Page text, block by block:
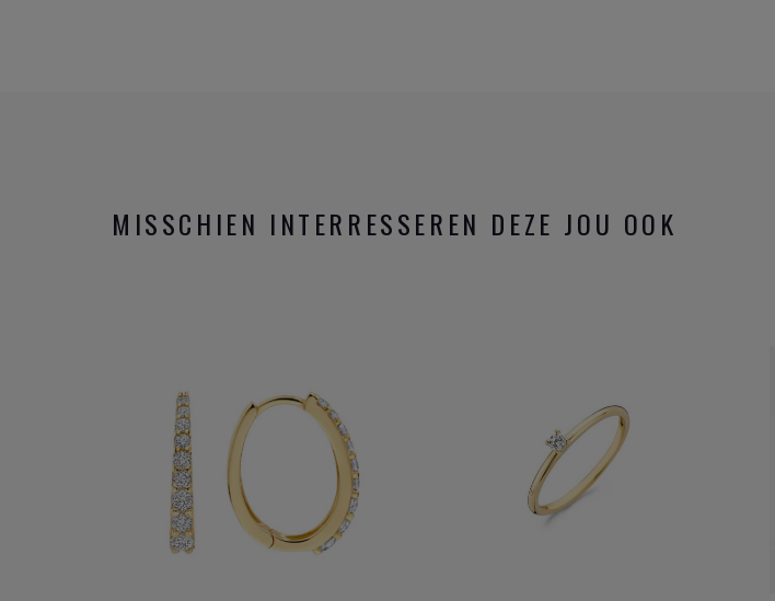
MISSCHIEN INTERRESSEREN DEZE JOU OOK